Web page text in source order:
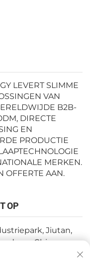
LEVERT SLIMME
VAN
B2B-
DIRECTE
EN
PRODUCTIE
MERKEN.
OFFERTE AAN.
OP
Jiutan,
China